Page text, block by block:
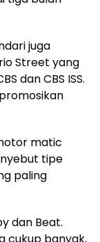
juga
Street yang
dan CBS ISS.
matic
tipe
paling
dan Beat.
cukup banyak,